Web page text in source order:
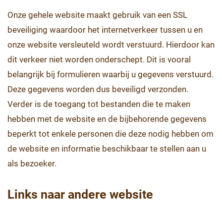
Onze gehele website maakt gebruik van een SSL
beveiliging waardoor het internetverkeer tussen u en
onze website versleuteld wordt verstuurd. Hierdoor kan
dit verkeer niet worden onderschept. Dit is vooral
belangrijk bij formulieren waarbij u gegevens verstuurd.
Deze gegevens worden dus beveiligd verzonden.
Verder is de toegang tot bestanden die te maken
hebben met de website en de bijbehorende gegevens
beperkt tot enkele personen die deze nodig hebben om
de website en informatie beschikbaar te stellen aan u
als bezoeker.
Links naar andere website